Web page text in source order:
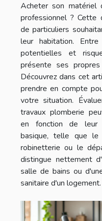
Acheter son matériel
professionnel ? Cette
de particuliers
leur habitation.
potentielles et
présente ses
Découvrez dans cet
prendre en compte
votre situation.
travaux plomberie
en fonction de leur
basique, telle que le
robinetterie ou le
distingue nettement
salle de bains ou
sanitaire d'un